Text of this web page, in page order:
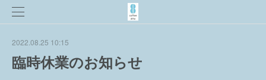
2022.08.25 10:15
臨時休業のお知らせ